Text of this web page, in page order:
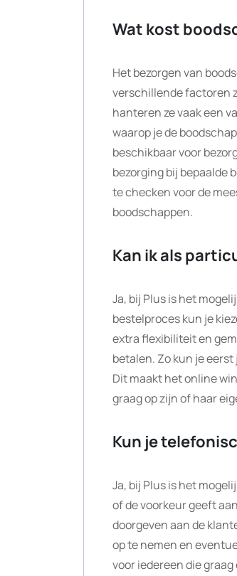
Wat kost
Het bezorgen van
verschillende factoren
hanteren ze vaak een
waarop je de
beschikbaar voor
bezorging bij bepaalde
te checken voor de
boodschappen.
Kan ik als
Ja, bij Plus is het
bestelproces kun je
extra flexibiliteit en
betalen. Zo kun je
Dit maakt het online
graag op zijn of haar
Kun je
Ja, bij Plus is het
of de voorkeur geeft
doorgeven aan de
op te nemen en
voor iedereen die